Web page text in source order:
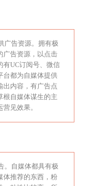
广告资源。拥有极
广告资源，以点击
有UC订阅号、微信
台都为自媒体提供
出内容，有广告点
根自媒体谋生的主
见效果。
。自媒体都具有极
体推荐的东西，粉